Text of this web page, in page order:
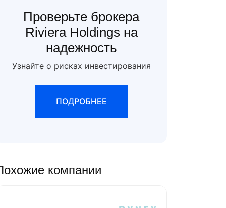
Проверьте брокера
Riviera Holdings на
надежность
Узнайте о рисках инвестирования
ПОДРОБНЕЕ
компании